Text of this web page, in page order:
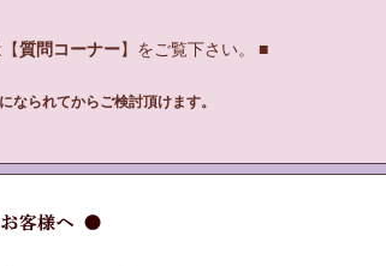
質問コーナー】をご覧下さい。 ■
なられてからご検討頂けます。